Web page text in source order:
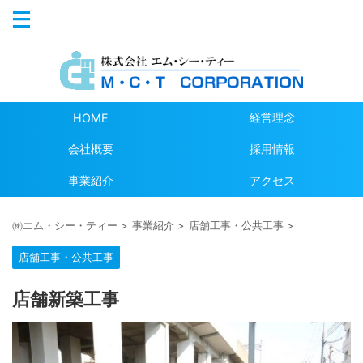
HOME 経営理念
会社概要 採用情報
事業紹介 アクセス
㈱エム・シー・ティー > 事業紹介 > 店舗工事・公共工事 >
店舗工事・公共工事
店舗新築工事